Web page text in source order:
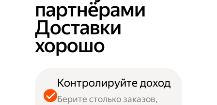
партнёрами
Доставки
хорошо
Контролируйте доход
Берите столько заказов,